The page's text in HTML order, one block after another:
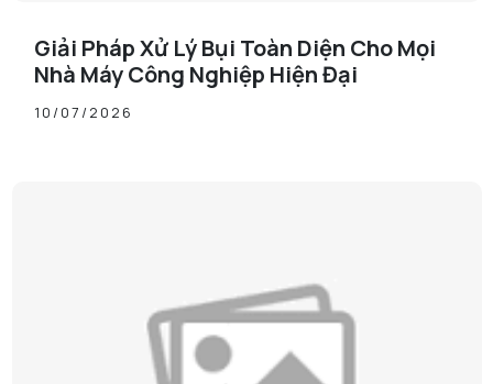
Giải Pháp Xử Lý Bụi Toàn Diện Cho Mọi
Nhà Máy Công Nghiệp Hiện Đại
10/07/2026